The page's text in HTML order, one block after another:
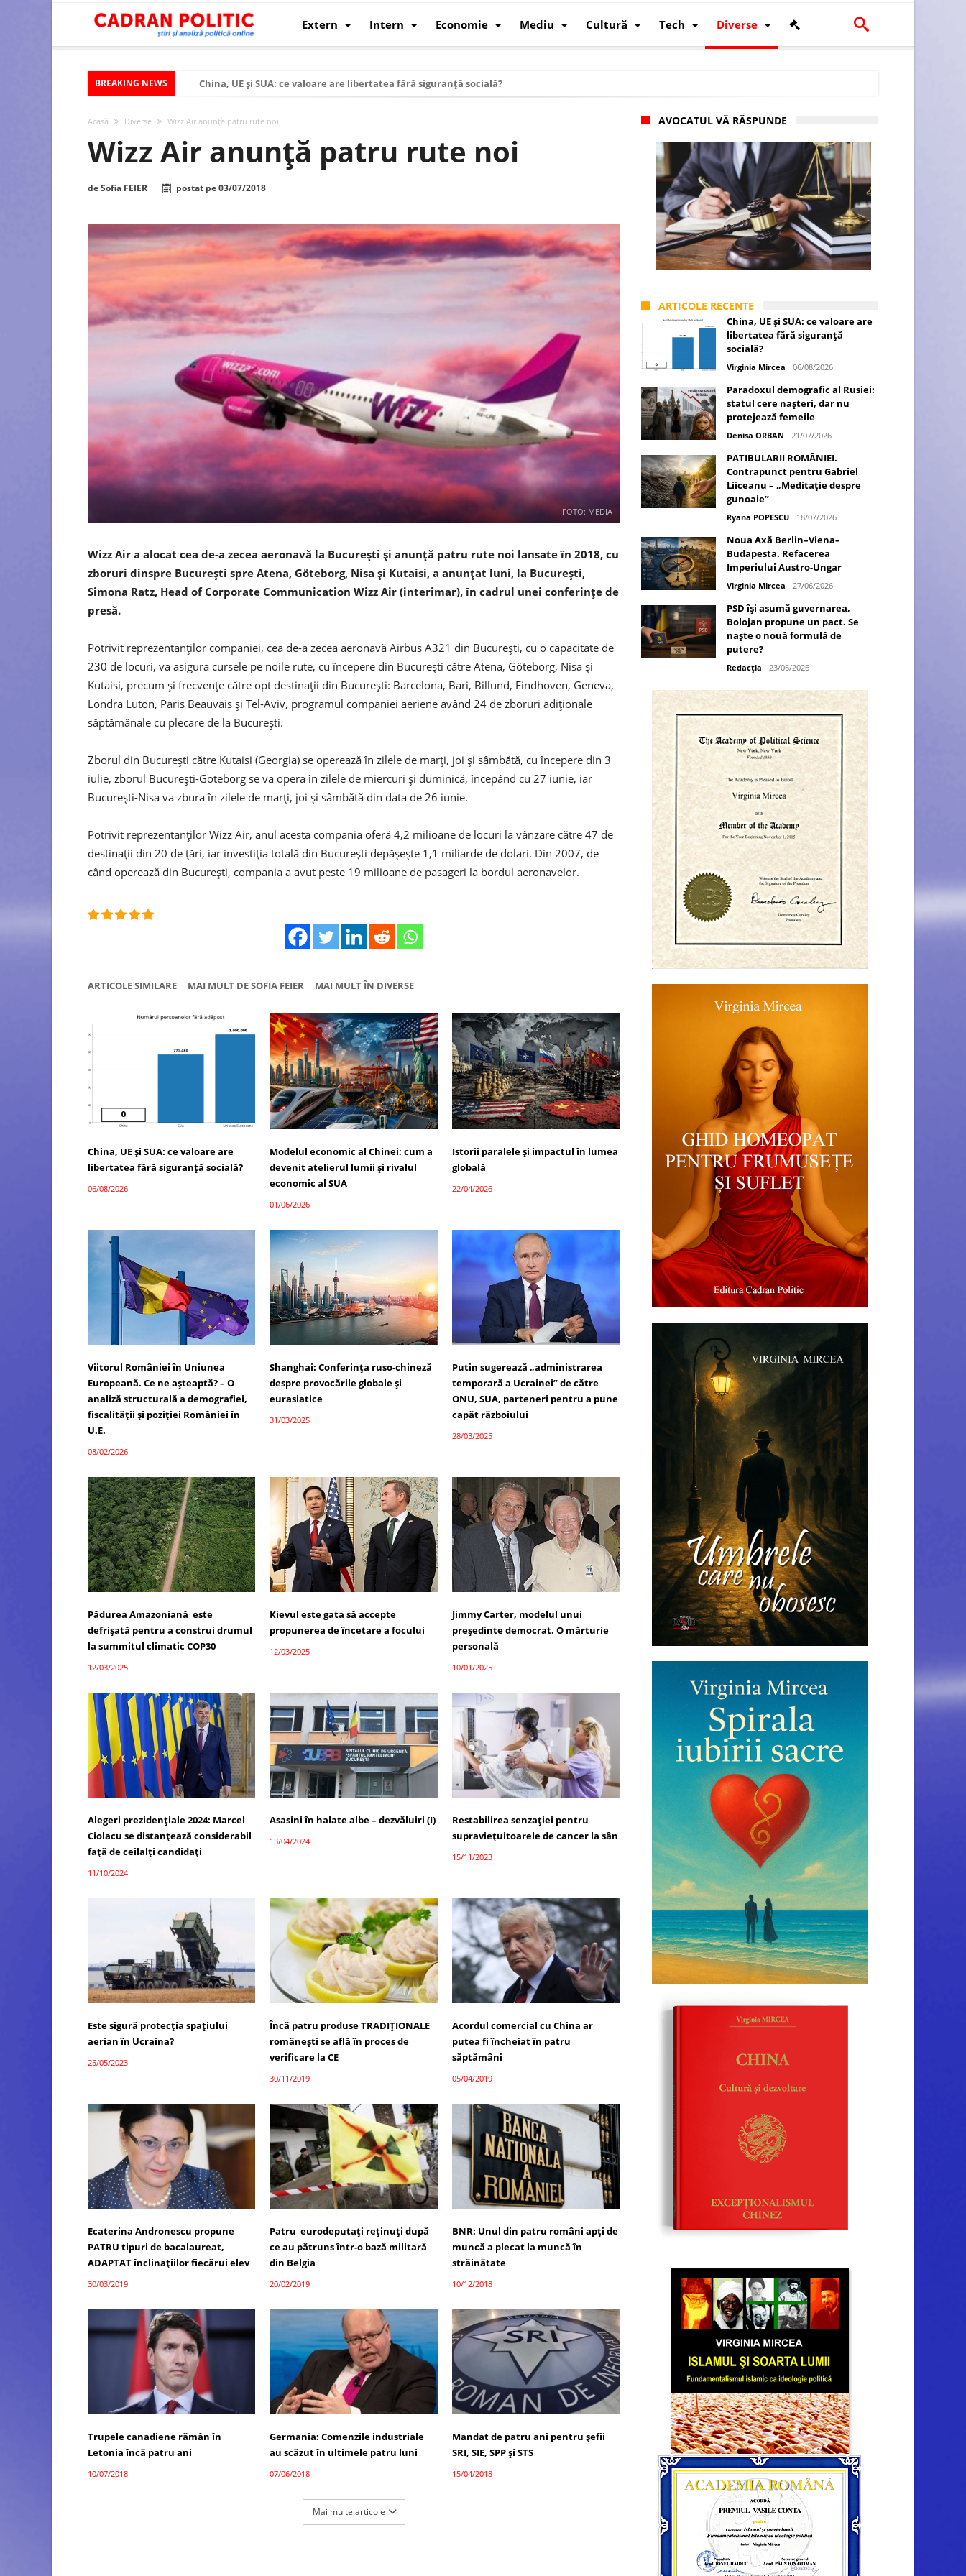
Extern Intern Economie Mediu Cultură Tech Diverse
BREAKING NEWS
China, UE și SUA: ce valoare are libertatea fără siguranță socială?
Modelul economic al Chinei: cum a devenit atelierul lumii și rivalul economic al SUA
Viitorul României în Uniunea Europeană. Ce ne așteaptă? – O analiză structurală a demografiei, fiscalității și poziției României în U.E.
România – ROExit pentru a supraviețui ca țară
Controlul minții prin nanoparticule
Huawei dezvoltă un nou cip AI pentru a înlocui Nvidia
Acasă Diverse Wizz Air anunţă patru rute noi
Wizz Air anunţă patru rute noi
deSofia FEIER postat pe03/07/2018
FOTO: MEDIA
Wizz Air a alocat cea de-a zecea aeronavă la Bucureşti şi anunţă patru rute noi lansate în 2018, cu
zboruri dinspre Bucureşti spre Atena, Göteborg, Nisa şi Kutaisi, a anunţat luni, la Bucureşti,
Simona Ratz, Head of Corporate Communication Wizz Air (interimar), în cadrul unei conferinţe de
presă.
Potrivit reprezentanţilor companiei, cea de-a zecea aeronavă Airbus A321 din Bucureşti, cu o capacitate de
230 de locuri, va asigura cursele pe noile rute, cu începere din Bucureşti către Atena, Göteborg, Nisa şi
Kutaisi, precum şi frecvenţe către opt destinaţii din Bucureşti: Barcelona, Bari, Billund, Eindhoven, Geneva,
Londra Luton, Paris Beauvais şi Tel-Aviv, programul companiei aeriene având 24 de zboruri adiţionale
săptămânale cu plecare de la Bucureşti.
Zborul din Bucureşti către Kutaisi (Georgia) se operează în zilele de marţi, joi şi sâmbătă, cu începere din 3
iulie, zborul Bucureşti-Göteborg se va opera în zilele de miercuri şi duminică, începând cu 27 iunie, iar
Bucureşti-Nisa va zbura în zilele de marţi, joi şi sâmbătă din data de 26 iunie.
Potrivit reprezentanţilor Wizz Air, anul acesta compania oferă 4,2 milioane de locuri la vânzare către 47 de
destinaţii din 20 de ţări, iar investiţia totală din Bucureşti depăşeşte 1,1 miliarde de dolari. Din 2007, de
când operează din Bucureşti, compania a avut peste 19 milioane de pasageri la bordul aeronavelor.
ARTICOLE SIMILARE MAI MULT DE SOFIA FEIER MAI MULT ÎN DIVERSE
China, UE și SUA: ce valoare are
libertatea fără siguranță socială?
06/08/2026
Modelul economic al Chinei: cum a
devenit atelierul lumii și rivalul
economic al SUA
01/06/2026
Istorii paralele și impactul în lumea
globală
22/04/2026
Viitorul României în Uniunea
Europeană. Ce ne așteaptă? – O
analiză structurală a demografiei,
fiscalității și poziției României în
U.E.
08/02/2026
Shanghai: Conferința ruso-chineză
despre provocările globale și
eurasiatice
31/03/2025
Putin sugerează „administrarea
temporară a Ucrainei” de către
ONU, SUA, parteneri pentru a pune
capăt războiului
28/03/2025
Pădurea Amazoniană este
defrișată pentru a construi drumul
la summitul climatic COP30
12/03/2025
Kievul este gata să accepte
propunerea de încetare a focului
12/03/2025
Jimmy Carter, modelul unui
președinte democrat. O mărturie
personală
10/01/2025
Alegeri prezidențiale 2024: Marcel
Ciolacu se distanțează considerabil
față de ceilalți candidați
11/10/2024
Asasini în halate albe – dezvăluiri (I)
13/04/2024
Restabilirea senzației pentru
supraviețuitoarele de cancer la sân
15/11/2023
Este sigură protecția spațiului
aerian în Ucraina?
25/05/2023
Încă patru produse TRADIȚIONALE
româneşti se află în proces de
verificare la CE
30/11/2019
Acordul comercial cu China ar
putea fi încheiat în patru
săptămâni
05/04/2019
Ecaterina Andronescu propune
PATRU tipuri de bacalaureat,
ADAPTAT înclinațiilor fiecărui elev
30/03/2019
Patru eurodeputaţi reţinuţi după
ce au pătruns într-o bază militară
din Belgia
20/02/2019
BNR: Unul din patru români apţi de
muncă a plecat la muncă în
străinătate
10/12/2018
Trupele canadiene rămân în
Letonia încă patru ani
10/07/2018
Germania: Comenzile industriale
au scăzut în ultimele patru luni
07/06/2018
Mandat de patru ani pentru şefii
SRI, SIE, SPP şi STS
15/04/2018
Mai multe articole
AVOCATUL VĂ RĂSPUNDE
ARTICOLE RECENTE
China, UE și SUA: ce valoare are
libertatea fără siguranță
socială?
Virginia Mircea 06/08/2026
Paradoxul demografic al Rusiei:
statul cere nașteri, dar nu
protejează femeile
Denisa ORBAN 21/07/2026
PATIBULARII ROMÂNIEI.
Contrapunct pentru Gabriel
Liiceanu – „Meditație despre
gunoaie”
Ryana POPESCU 18/07/2026
Noua Axă Berlin–Viena–
Budapesta. Refacerea
Imperiului Austro-Ungar
Virginia Mircea 27/06/2026
PSD își asumă guvernarea,
Bolojan propune un pact. Se
naște o nouă formulă de
putere?
Redacția 23/06/2026